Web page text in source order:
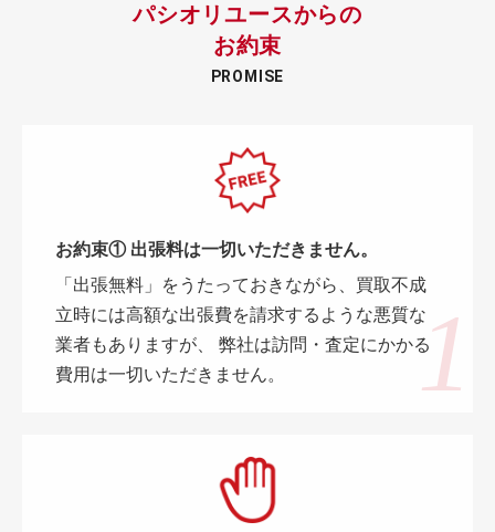
パシオリユースからの
お約束
PROMISE
お約束① 出張料は一切いただきません。
「出張無料」をうたっておきながら、買取不成
立時には高額な出張費を請求するような悪質な
業者もありますが、 弊社は訪問・査定にかかる
費用は一切いただきません。